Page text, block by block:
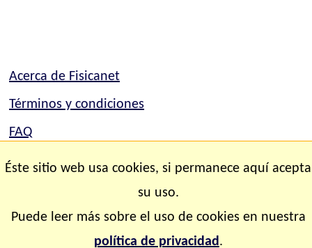
Acerca de Fisicanet
Términos y condiciones
FAQ
Mapa del sitio
Éste sitio web usa cookies, si permanece aquí acepta
su uso.
Puede leer más sobre el uso de cookies en nuestra
política de privacidad.